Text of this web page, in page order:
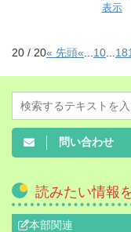
表示
20 / 20« 先頭« 10 18
問い合わせ
読みたい情報
本部関連